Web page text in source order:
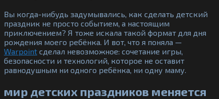
Вы когда-нибудь задумывались, как сделать детский
праздник не просто событием, а настоящим
приключением? Я тоже искала такой формат для дня
рождения моего ребёнка. И вот, что я поняла —
Warpoint сделал невозможное: сочетание игры,
безопасности и технологий, которое не оставит
равнодушным ни одного ребёнка, ни одну маму.
мир детских праздников меняется